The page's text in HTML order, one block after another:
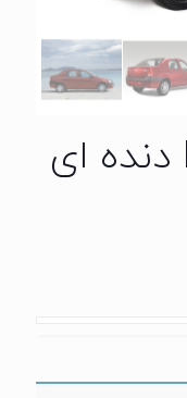
خودرو رنو L90 E2 دنده ای